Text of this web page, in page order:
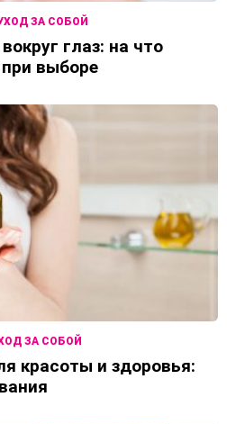
ЗА СОБОЙ
глаз: на что
выборе
ЗА СОБОЙ
красоты и здоровья: